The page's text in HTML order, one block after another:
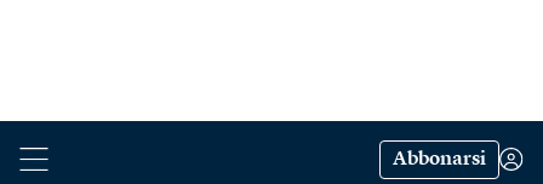
Abbonarsi